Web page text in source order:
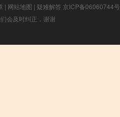
| 网站地图 | 疑难解答 京ICP备06060744号
会及时纠正，谢谢